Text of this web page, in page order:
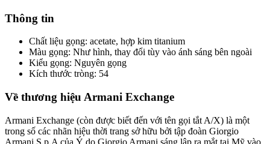
Thông tin
Chất liệu gọng: acetate, hợp kim titanium
Màu gọng: Như hình, thay đổi tùy vào ánh sáng bên ngoài
Kiểu gọng: Nguyên gọng
Kích thước tròng: 54
Về thương hiệu Armani Exchange
Armani Exchange (còn được biết đến với tên gọi tắt A/X) là một
trong số các nhãn hiệu thời trang sở hữu bởi tập đoàn Giorgio
Armani S.p.A của Ý do Giorgio Armani sáng lập ra mắt tại Mỹ vào